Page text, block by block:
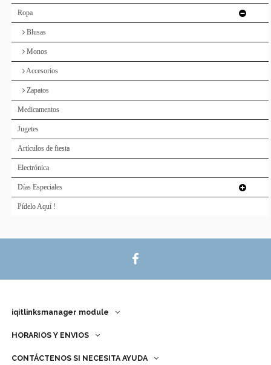
Ropa
Blusas
Monos
Accesorios
Zapatos
Medicamentos
Jugetes
Artículos de fiesta
Electrónica
Días Especiales
Pídelo Aquí !
iqitlinksmanager module
HORARIOS Y ENVIOS
CONTÁCTENOS SI NECESITA AYUDA